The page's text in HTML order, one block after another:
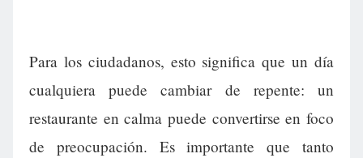
Para los ciudadanos, esto significa que un día
cualquiera puede cambiar de repente: un
restaurante en calma puede convertirse en foco
de preocupación. Es importante que tanto